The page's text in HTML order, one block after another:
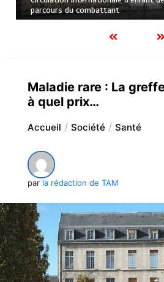
parcours du combattant
Maladie rare : La
à quel prix…
Accueil Société Santé
par la rédaction de TAM